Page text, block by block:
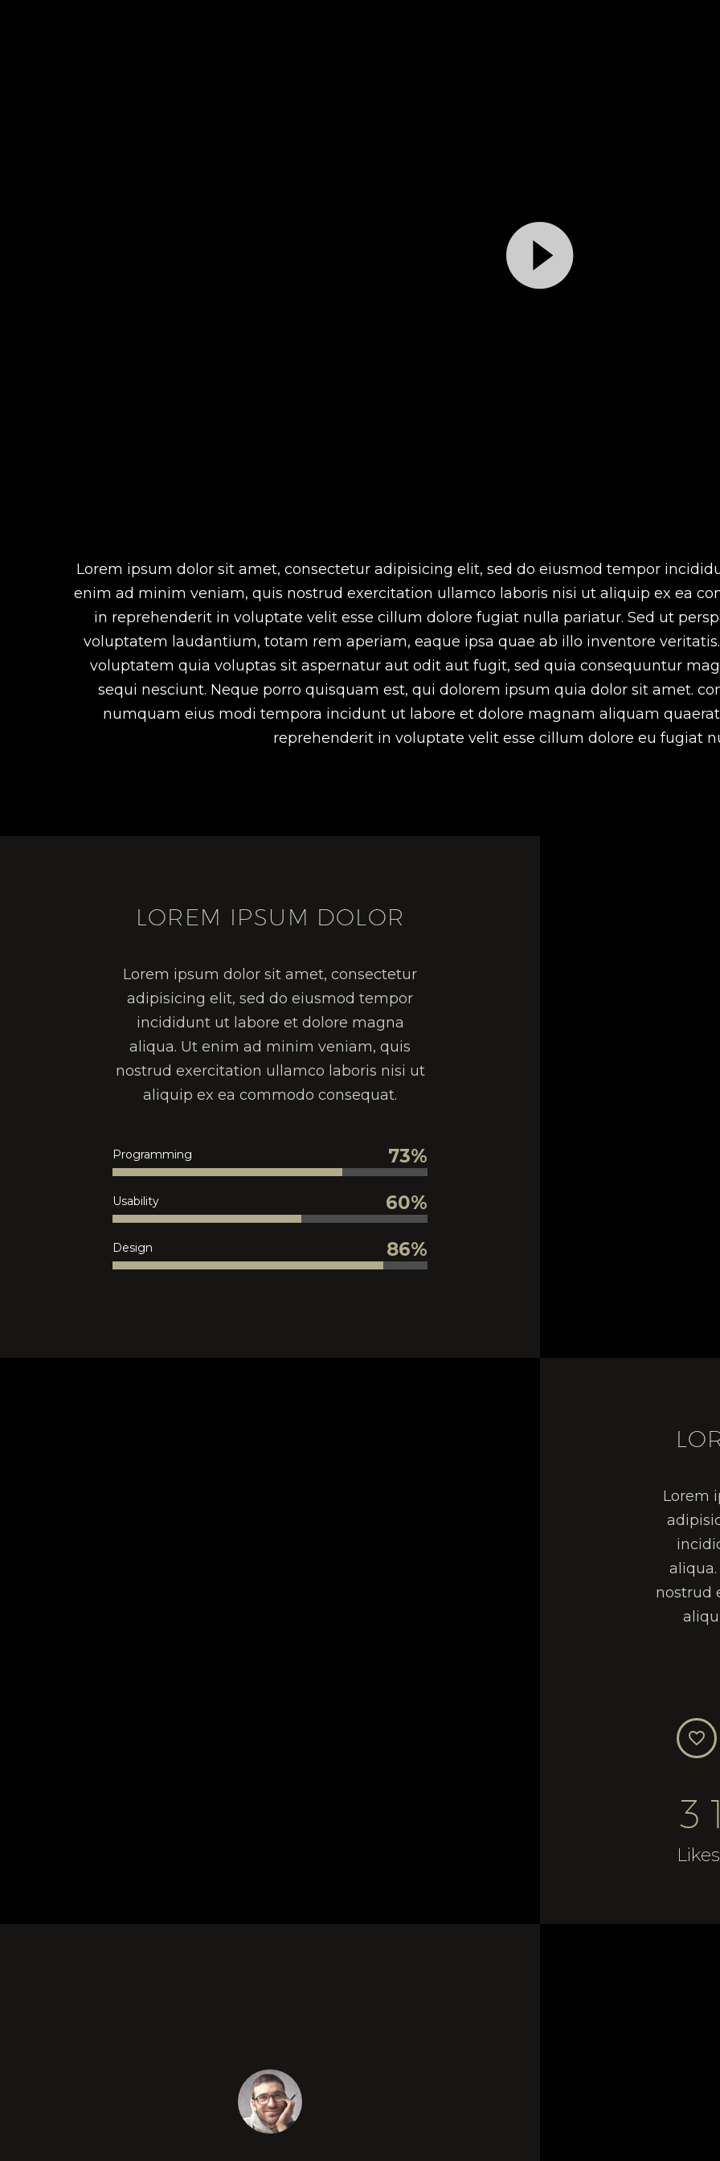
vídeo
Lorem ipsum dolor sit amet, consectetur adipisicing elit, sed do eiusmod tempor
enim ad minim veniam, quis nostrud exercitation ullamco laboris nisi ut aliquip ex ea
in reprehenderit in voluptate velit esse cillum dolore fugiat nulla pariatur. Sed ut
voluptatem laudantium, totam rem aperiam, eaque ipsa quae ab illo inventore
voluptatem quia voluptas sit aspernatur aut odit aut fugit, sed quia consequuntur
sequi nesciunt. Neque porro quisquam est, qui dolorem ipsum quia dolor sit amet.
numquam eius modi tempora incidunt ut labore et dolore magnam aliquam
reprehenderit in voluptate velit esse cillum dolore eu fugiat
LOREM IPSUM DOLOR
Lorem ipsum dolor sit amet, consectetur
adipisicing elit, sed do eiusmod tempor
incididunt ut labore et dolore magna
aliqua. Ut enim ad minim veniam, quis
nostrud exercitation ullamco laboris nisi ut
aliquip ex ea commodo consequat.
Programming 73%
Usability 60%
Design 86%
Lorem
nostrud


3 1
Likes